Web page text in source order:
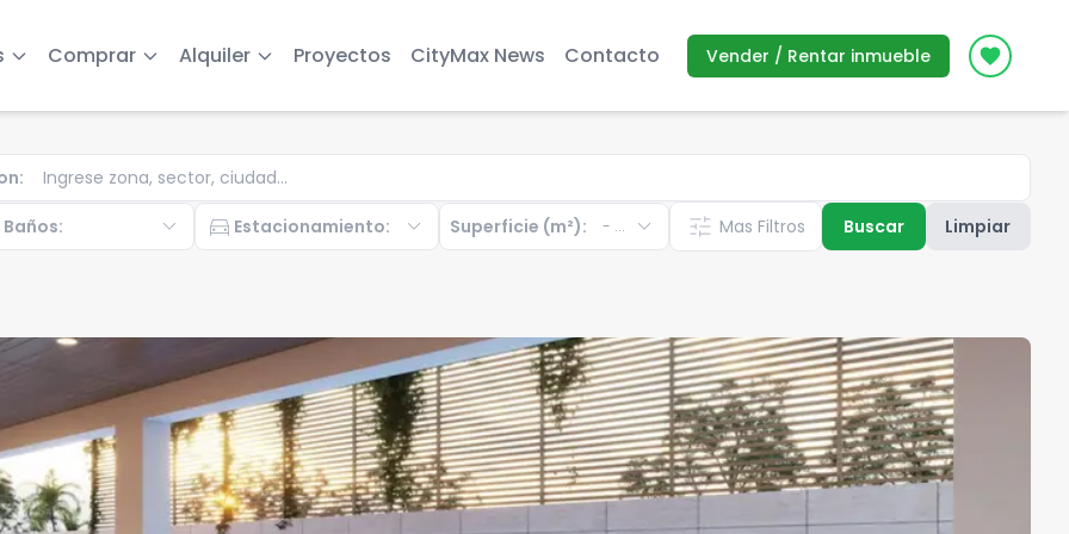
Comprar Alquiler Proyectos CityMax News Contacto Vender / Rentar inmueble Icon
:
Baños: expand_more directions_car Estacionamiento: expand_more Superficie (m²): - ... expand_more tune Mas Filtros Buscar Limpiar